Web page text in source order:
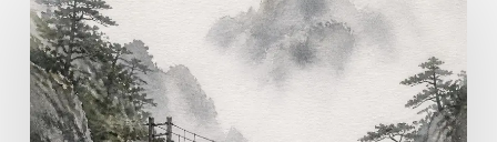
más
allá
de
los